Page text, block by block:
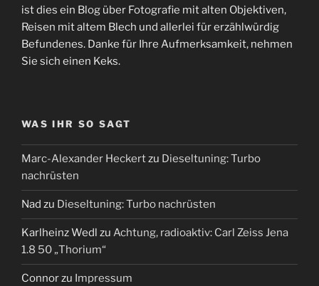
ist dies ein Blog über Fotografie mit alten Objektiven,
Reisen mit altem Blech und allerlei für erzählwürdig
Befundenes. Danke für Ihre Aufmerksamkeit, nehmen
Sie sich einen Keks.
WAS IHR SO SAGT
Marc-Alexander Heckertzu Dieseltuning: Turbo
nachrüsten
Nad zu Dieseltuning: Turbo nachrüsten
Karlheinz Wedl zu Achtung, radioaktiv: Carl Zeiss Jena
1.8 50 „Thorium“
Connorzu Impressum